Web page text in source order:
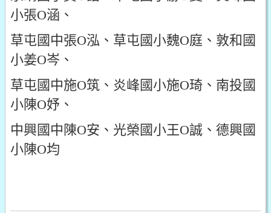
小張O涵、
草屯國中張O泓、草屯國小魏O庭、敦和國
小姜O岑、
草屯國中施O筑、炎峰國小施O琦、南投國
小陳O妤、
中興國中陳O安、光榮國小王O誠、德興國
小陳O均